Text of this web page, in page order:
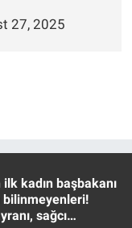
27, 2025
kadın başbakanı
sağcı